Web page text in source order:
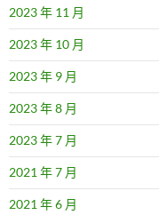
2023 年 11 月
2023 年 10 月
2023 年 9 月
2023 年 8 月
2023 年 7 月
2021 年 7 月
2021 年 6 月